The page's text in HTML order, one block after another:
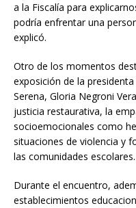
a la Fiscalía para
podría enfrentar una
explicó.
Otro de los momentos
exposición de la
Serena, Gloria Negroni
justicia restaurativa, la
socioemocionales como
situaciones de violencia y
las comunidades escolares.
Durante el encuentro,
establecimientos